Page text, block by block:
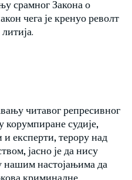
срамног Закона о
чега је кренуо револт
читавог репресивног
корумпиране судије,
експерти, терору над
јасно је да нису
нашим настојањима да
криминалне